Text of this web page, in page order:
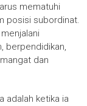
mematuhi
posisi subordinat.
berpendidikan,
dan
adalah ketika ia